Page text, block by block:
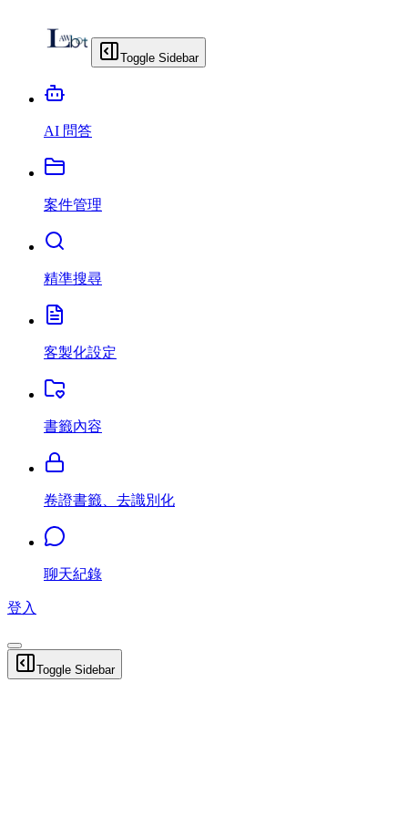
Toggle Sidebar
AI 問答
案件管理
精準搜尋
客製化設定
書籤內容
卷證書籤、去識別化
聊天紀錄
登入
Toggle Sidebar